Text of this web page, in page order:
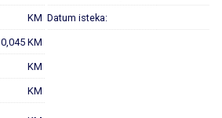
KM
0,045 KM
KM
KM
Datum isteka: